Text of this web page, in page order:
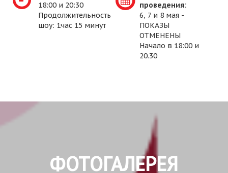
18:00 и 20:30
Продолжительность
шоу: 1час 15 минут
проведения:
6, 7 и 8 мая -
ПОКАЗЫ
ОТМЕНЕНЫ
Начало в 18:00 и
20.30
ФОТОГАЛЕРЕЯ